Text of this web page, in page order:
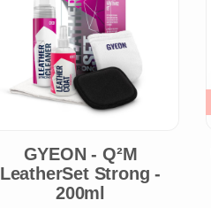
GYEON - Q²M
LeatherSet Strong -
200ml